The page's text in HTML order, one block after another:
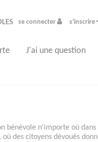
se connecter s'inscrire
J'ai une question
bénévole n'importe où
des citoyens dévoués